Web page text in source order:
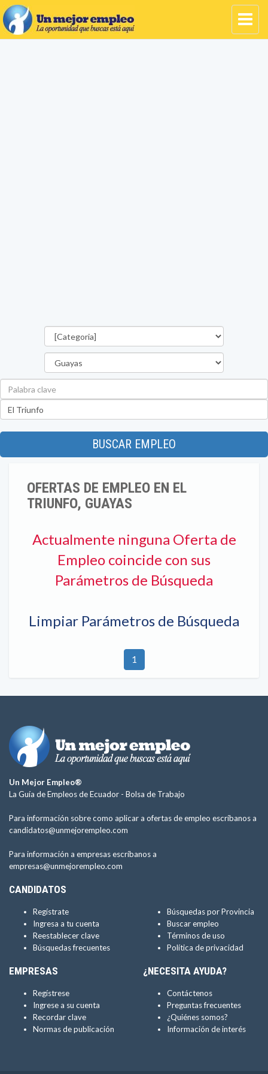
BUSCAR EMPLEO
OFERTAS DE EMPLEO EN EL
TRIUNFO, GUAYAS
Actualmente ninguna Oferta de
Empleo coincide con sus
Parámetros de Búsqueda
Limpiar Parámetros de Búsqueda
1
Un Mejor Empleo®
La Guía de Empleos de Ecuador - Bolsa de Trabajo
Para información sobre como aplicar a ofertas de empleo escríbanos a
candidatos@unmejorempleo.com
Para información a empresas escríbanos a
empresas@unmejorempleo.com
CANDIDATOS
Regístrate
Ingresa a tu cuenta
Reestablecer clave
Búsquedas frecuentes
Búsquedas por Provincia
Buscar empleo
Términos de uso
Política de privacidad
EMPRESAS
Regístrese
Ingrese a su cuenta
Recordar clave
Normas de publicación
¿NECESITA AYUDA?
Contáctenos
Preguntas frecuentes
¿Quiénes somos?
Información de interés